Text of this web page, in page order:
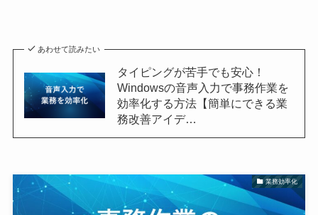
あわせて読みたい
タイピングが苦手でも安心！
Windowsの音声入力で事務作業を
効率化する方法【簡単にできる業
務改善アイデ…
業務効率化